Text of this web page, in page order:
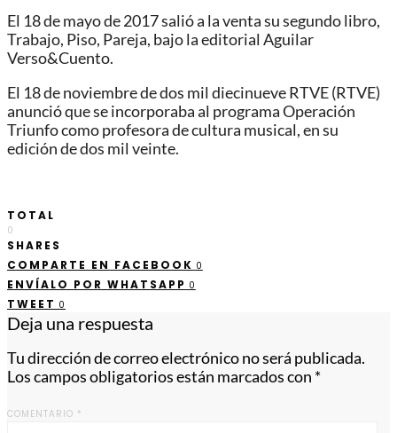
El 18 de mayo de 2017 salió a la venta su segundo libro,
Trabajo, Piso, Pareja, bajo la editorial Aguilar
Verso&Cuento.
El 18 de noviembre de dos mil diecinueve RTVE (RTVE)
anunció que se incorporaba al programa Operación
Triunfo como profesora de cultura musical, en su
edición de dos mil veinte.
TOTAL
0
SHARES
COMPARTE EN FACEBOOK 0
ENVÍALO POR WHATSAPP 0
TWEET 0
Deja una respuesta
Tu dirección de correo electrónico no será publicada.
Los campos obligatorios están marcados con *
COMENTARIO *